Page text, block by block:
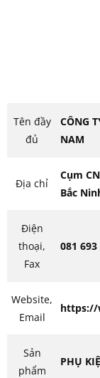
Tên đầy
đủ
CÔNG
NAM
Địa chỉ
Cụm
Bắc
Điện
thoại,
Fax
081
Website,
Email
https://
Sản
phẩm
PHỤ